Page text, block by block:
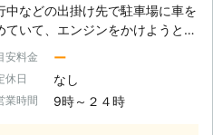
子が悪いから、うちまで点検に来
れないかな」そんなときはお任せ
時間でもしっかり点検
施し、お客様の安全なカーライフ
ポート！エンジンルーム内からタ
中などの出掛け先で駐車場に車を
ていて、エンジンをかけようとし
きにエンジンがかからなくて焦っ
ませんか？エンジンがかからない
は、車の充電が切れているかもし
電切れの原因は、カー
安料金 ー
休日 なし
業時間 9時～２４時